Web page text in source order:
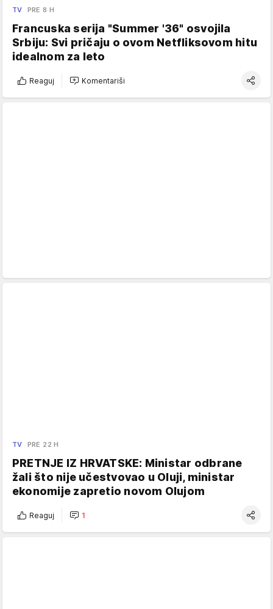
TV PRE 8 H
Francuska serija "Summer '36" osvojila
Srbiju: Svi pričaju o ovom Netfliksovom hitu
idealnom za leto
Reaguj Komentariši
TV PRE 22 H
PRETNJE IZ HRVATSKE: Ministar odbrane
žali što nije učestvovao u Oluji, ministar
ekonomije zapretio novom Olujom
Reaguj 1